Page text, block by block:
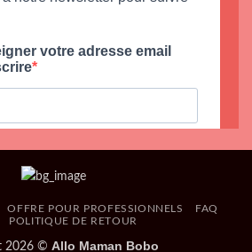
OFFRE POUR PROFESSIONNELS
FAQ
POLITIQUE DE RETOUR
2026 © Allo Maman Bobo